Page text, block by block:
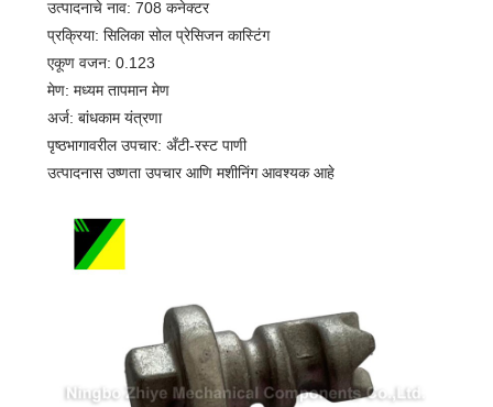
उत्पादनाचे नाव: 708 कनेक्टर
प्रक्रिया: सिलिका सोल प्रेसिजन कास्टिंग
एकूण वजन: 0.123
मेण: मध्यम तापमान मेण
अर्ज: बांधकाम यंत्रणा
पृष्ठभागावरील उपचार: अँटी-रस्ट पाणी
उत्पादनास उष्णता उपचार आणि मशीनिंग आवश्यक आहे